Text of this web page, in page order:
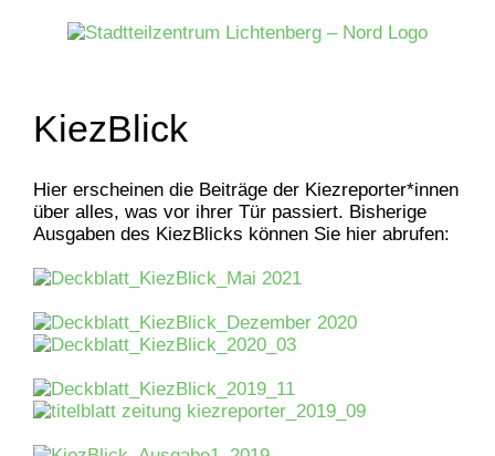
KiezBlick
Hier erscheinen die Beiträge der Kiezreporter*innen
über alles, was vor ihrer Tür passiert. Bisherige
Ausgaben des KiezBlicks können Sie hier abrufen: